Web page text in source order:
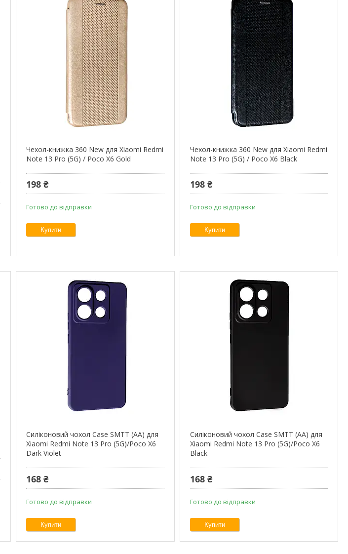
Чехол-книжка 360 New для Xiaomi Redmi
Note 13 Pro (5G) / Poco X6 Gold
198 ₴
Готово до відправки
Купити
Чехол-книжка 360 New для Xiaomi Redmi
Note 13 Pro (5G) / Poco X6 Black
198 ₴
Готово до відправки
Купити
Силіконовий чохол Case SMTT (AA) для
Xiaomi Redmi Note 13 Pro (5G)/Poco X6
Dark Violet
168 ₴
Готово до відправки
Купити
Силіконовий чохол Case SMTT (AA) для
Xiaomi Redmi Note 13 Pro (5G)/Poco X6
Black
168 ₴
Готово до відправки
Купити